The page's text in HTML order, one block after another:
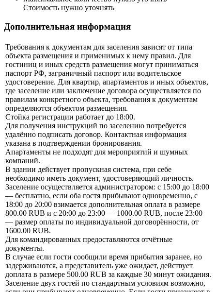
Стоимость нужно уточнять
Дополнительная информация
Требования к документам для заселения зависят от типа
объекта размещения и применимых к нему правил. Для
гостиниц и иных средств размещения могут приниматься
паспорт РФ, заграничный паспорт или водительское
удостоверение. Для квартир, апартаментов и иных объектов,
где заселение или заключение договора осуществляется по
правилам конкретного объекта, требования к документам
определяются объектом размещения.
Стойка регистрации работает до 18:00.
Для получения инструкций по заселению потребуется
удалённо подписать договор. Контактная информация
указана в подтверждении бронирования.
Апартаменты не подходят для мероприятий и шумных
компаний.
В здании действует пропускная система, при себе
необходимо иметь документ, удостоверяющий личность.
Заселение осуществляется администратором: с 15:00 до 18:00
— бесплатно, если оба гостя прибывают одновременно, с
18:00 до 20:00 взимается дополнительная оплата в размере
800.00 RUB и с 20:00 до 23:00 — 1000.00 RUB, после 23:00
— размер оплаты по индивидуальной договорённости, от
1600.00 RUB.
Для командированных предоставляются отчётные
документы.
В случае если гости сообщили время прибытия заранее, но
задерживаются, а представитель уже ожидает, действует
доплата в размере 500.00 RUB за каждые 30 минут ожидания.
Заселение двух гостей по стандартным условиям возможно,